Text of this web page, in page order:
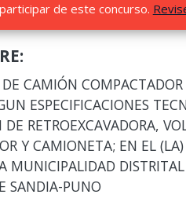
de este concurso.
CAMIÓN
ESPECIFICACIONES
RETROEXCAVADORA,
Y CAMIONETA; EN EL
MUNICIPALIDAD
SANDIA-PUNO